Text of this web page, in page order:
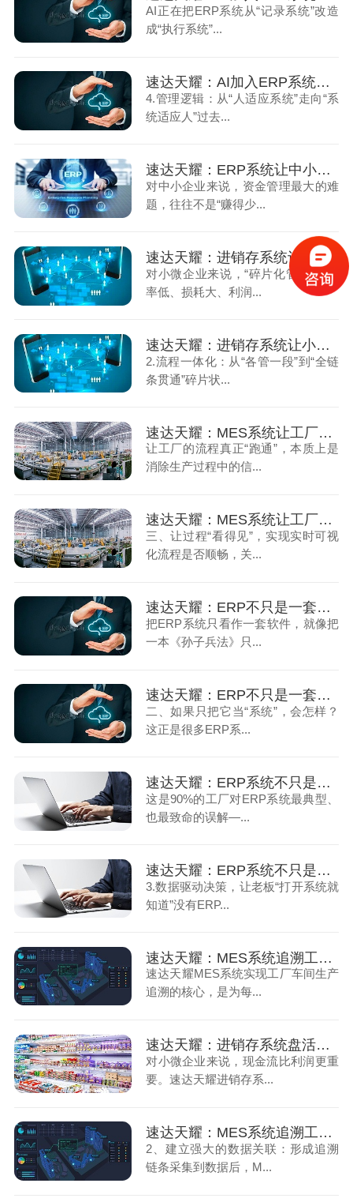
AI正在把ERP系统从“记录系统”改造
成“执行系统”...
速达天耀：AI加入ERP系统之后，企业经营管理会发生什么变化（下）
4.管理逻辑：从“人适应系统”走向“系
统适应人”过去...
速达天耀：ERP系统让中小企业的资金管理更省心
对中小企业来说，资金管理最大的难
题，往往不是“赚得少...
速达天耀：进销存系统让小微企业告别碎片化管理（上）
对小微企业来说，“碎片化管理”是效
率低、损耗大、利润...
速达天耀：进销存系统让小微企业告别碎片化管理（下）
2.流程一体化：从“各管一段”到“全链
条贯通”碎片状...
速达天耀：MES系统让工厂的流程真正跑通（上）
让工厂的流程真正“跑通”，本质上是
消除生产过程中的信...
速达天耀：MES系统让工厂的流程真正跑通（下）
三、让过程“看得见”，实现实时可视
化流程是否顺畅，关...
速达天耀：ERP不只是一套系统（上）
把ERP系统只看作一套软件，就像把
一本《孙子兵法》只...
速达天耀：ERP不只是一套系统（下）
二、如果只把它当“系统”，会怎样？
这正是很多ERP系...
速达天耀：ERP系统不只是简单记账！（上）
这是90%的工厂对ERP系统最典型、
也最致命的误解—...
速达天耀：ERP系统不只是简单记账！（下）
3.数据驱动决策，让老板“打开系统就
知道”没有ERP...
速达天耀：MES系统追溯工厂车间生产过程（上）
速达天耀MES系统实现工厂车间生产
追溯的核心，是为每...
速达天耀：进销存系统盘活小微企业的流动资金（上）
对小微企业来说，现金流比利润更重
要。速达天耀进销存系...
速达天耀：MES系统追溯工厂车间生产过程（下）
2、建立强大的数据关联：形成追溯
链条采集到数据后，M...